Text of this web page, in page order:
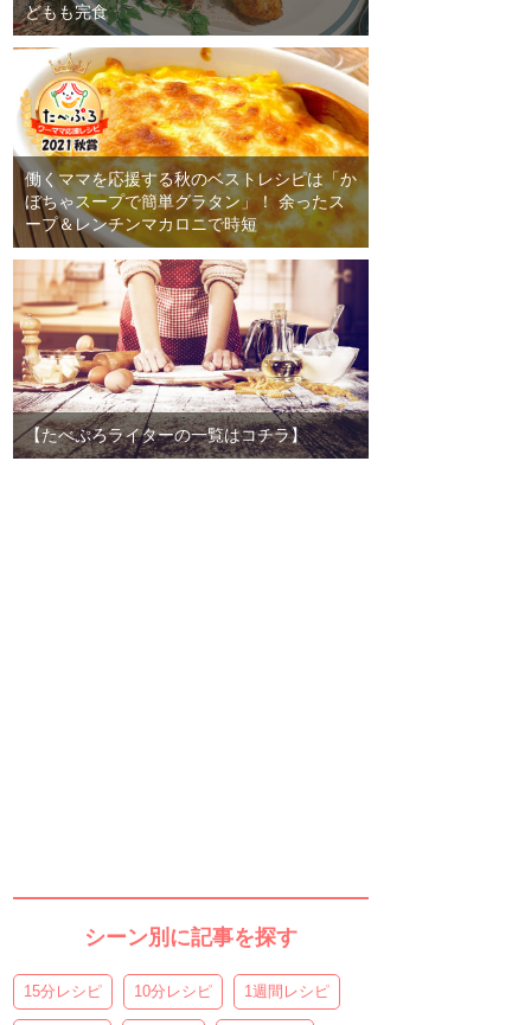
どもも完食
働くママを応援する秋のベストレシピは「か
ぼちゃスープで簡単グラタン」！ 余ったス
ープ＆レンチンマカロニで時短
【たべぷろライターの一覧はコチラ】
シーン別に記事を探す
15分レシピ 10分レシピ 1週間レシピ